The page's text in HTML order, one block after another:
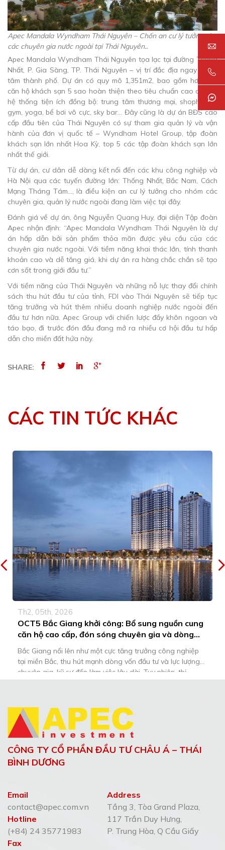
Apec Mandala Wyndham Thái Nguyên – Chốn an cư lý tưởng cho
các chuyên gia nước ngoài tại Thái Nguyên..
Apec Mandala Wyndham Thái Nguyên tọa lạc tại đường Thống
Nhất, P. Gia Sàng, TP. Thái Nguyên – vị trí đắc địa ngay trung
tâm thành phố. Dự án có quy mô 1,351m2, bao gồm hơn 200
căn hộ khách sạn 5 sao hoàn thiện theo tiêu chuẩn cao cấp và
hệ thống tiện ích đồng bộ: trung tâm thương mại, shophouse,
gym, yoga, bể bơi vô cực, sky bar… Đây cũng là dự án BĐS cao
cấp đầu tiên của Thái Nguyên có sự tham gia quản lý và vận
hành của đơn vị quốc tế – Wyndham Hotel Group, tập đoàn
khách sạn lớn nhất Hoa Kỳ, top 5 các tập đoàn khách sạn lớn
nhất thế giới.
Từ dự án, cư dân dễ dàng kết nối đến các khu công nghiệp và
Hà Nội qua các tuyến đường lớn: Thống Nhất, Bắc Nam, Cách
Mạng Tháng Tám…, là điều kiện an cư lý tưởng cho nhóm các
chuyên gia, quản lý nước ngoài đang làm việc tại đây.
Đánh giá về dự án, ông Nguyễn Quang Huy, đại diện Tập đoàn
Apec nhận định: “Apec Mandala Wyndham Thái Nguyên là dự
án hấp dẫn bởi sản phẩm thỏa mãn được yêu cầu của các
chuyên gia nước ngoài. Với tiềm năng khai thác lớn, tính thanh
khoản cao và dễ tăng giá, khi dự án ra hàng chắc chắn sẽ tạo
cơn sốt trong giới đầu tư.”
Với tiềm năng của Thái Nguyên và những nỗ lực thay đổi chính
sách thu hút đầu tư của tỉnh, FDI vào Thái Nguyên sẽ tiếp tục
tăng trưởng và hút thêm nhiều doanh nghiệp nước ngoài đến
đầu tư hơn nữa. Apec Group với chiến lược đầy khôn ngoan và
táo bạo, đi trước đón đầu đang mở ra nhiều cơ hội đầu tư hấp
dẫn cho miền đất hứa này.
SHARE:
CÁC TIN TỨC KHÁC
Th2, 05th, 2026
OCT5 Bắc Giang khởi công: Bổ sung nguồn cung
căn hộ cao cấp, đón sóng chuyên gia và dòng
tiền đầu tư
Bắc Giang nổi lên như một cực tăng trưởng công nghiệp
tại miền Bắc, thu hút mạnh dòng vốn đầu tư và lực lượng
chuyên gia, kỹ sư đến làm việc lâu dài. Tuy nhiên, thị
trường nhà ở vẫn thiếu hụt căn hộ cao cấp đáp ứng nhu
CÔNG TY CỔ PHẦN ĐẦU TƯ CHÂU Á – THÁI
BÌNH DƯƠNG
Email
contact@apec.com.vn
Hotline
(+84) 24 35771983
Fax
Address
Tầng 3, Tòa Grand Plaza,
117 Trần Duy Hưng,
P. Trung Hòa, Q Cầu Giấy